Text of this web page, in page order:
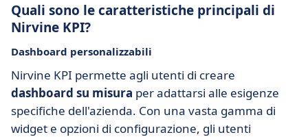
Quali sono le caratteristiche principali di
Nirvine KPI?
Dashboard personalizzabili
Nirvine KPI permette agli utenti di creare
dashboard su misura per adattarsi alle esigenze
specifiche dell'azienda. Con una vasta gamma di
widget e opzioni di configurazione, gli utenti